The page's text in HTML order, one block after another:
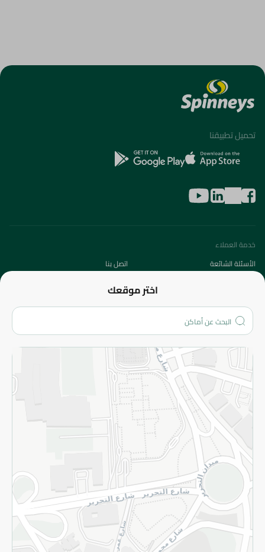
اختر موقعك
تحميل تطبيقنا
خدمة العملاء
الأسئلة الشائعة
اتصل بنا
من نحن؟
الفروع
المزيد
الاسترجاع
سياسة الاستخدام
سياسة الخصوصية
قم بالتسجيل للنشرة
©2026 - Spinneys | جميع الحقوق محفوظة